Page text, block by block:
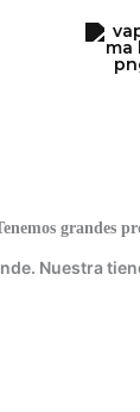
grandes
Nuestra